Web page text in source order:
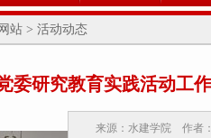
站 > 活动动态
委研究教育实践活动工
来源：水建学院 作者